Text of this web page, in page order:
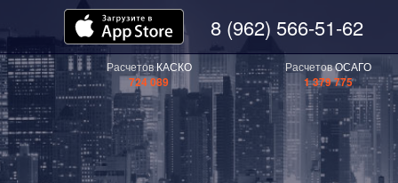
8 (962) 566-51-62
РасчетовКАСКО
724 089
РасчетовОСАГО
1 379 775